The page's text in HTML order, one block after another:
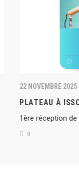
22 NOVEMBRE 2025
PLATEAU À
1ère réception
0